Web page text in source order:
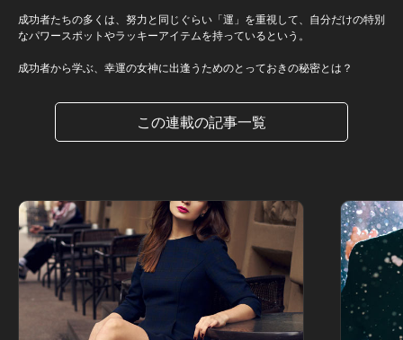
成功者たちの多くは、努力と同じぐらい「運」を重視して、自分だけの特別
なパワースポットやラッキーアイテムを持っているという。
成功者から学ぶ、幸運の女神に出逢うためのとっておきの秘密とは？
この連載の記事一覧